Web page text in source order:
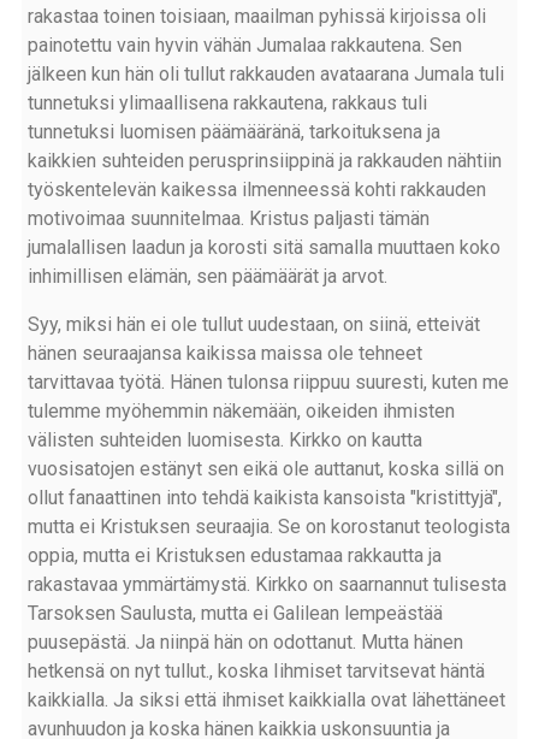
rakastaa toinen toisiaan, maailman pyhissä kirjoissa oli
painotettu vain hyvin vähän Jumalaa rakkautena. Sen
jälkeen kun hän oli tullut rakkauden avataarana Jumala tuli
tunnetuksi ylimaallisena rakkautena, rakkaus tuli
tunnetuksi luomisen päämääränä, tarkoituksena ja
kaikkien suhteiden perusprinsiippinä ja rakkauden nähtiin
työskentelevän kaikessa ilmenneessä kohti rakkauden
motivoimaa suunnitelmaa. Kristus paljasti tämän
jumalallisen laadun ja korosti sitä samalla muuttaen koko
inhimillisen elämän, sen päämäärät ja arvot.
Syy, miksi hän ei ole tullut uudestaan, on siinä, etteivät
hänen seuraajansa kaikissa maissa ole tehneet
tarvittavaa työtä. Hänen tulonsa riippuu suuresti, kuten me
tulemme myöhemmin näkemään, oikeiden ihmisten
välisten suhteiden luomisesta. Kirkko on kautta
vuosisatojen estänyt sen eikä ole auttanut, koska sillä on
ollut fanaattinen into tehdä kaikista kansoista "kristittyjä",
mutta ei Kristuksen seuraajia. Se on korostanut teologista
oppia, mutta ei Kristuksen edustamaa rakkautta ja
rakastavaa ymmärtämystä. Kirkko on saarnannut tulisesta
Tarsoksen Saulusta, mutta ei Galilean lempeästää
puusepästä. Ja niinpä hän on odottanut. Mutta hänen
hetkensä on nyt tullut., koska Iihmiset tarvitsevat häntä
kaikkialla. Ja siksi että ihmiset kaikkialla ovat lähettäneet
avunhuudon ja koska hänen kaikkia uskonsuuntia ja